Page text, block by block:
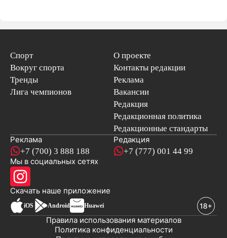
Спорт
Вокруг спорта
Тренды
Лига чемпионов
О проекте
Контакты редакции
Реклама
Вакансии
Редакция
Редакционная политика
Редакционные стандарты
Реклама
+7 (700) 3 888 188
Редакция
+7 (777) 001 44 99
Мы в социальных сетях
Скачать наше приложениеновостей
iOS Android Huawei
Политика конфиденциальности
Правила использования материалов